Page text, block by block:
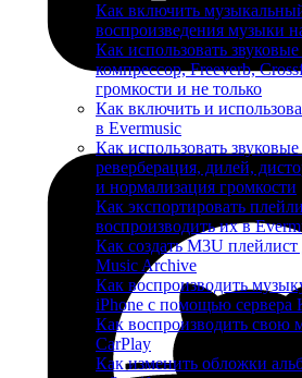
Как включить
воспроизведения музыки
Как использовать
компрессор, Freeverb,
громкости и не только
Как включить и
в Evermusic
Как использовать
реверберация, дилей,
и нормализация громкости
Как экспортировать
воспроизводить их в
Как создать M3U
Music Archive
Как воспроизводить
iPhone с помощью
Как воспроизводить свою
CarPlay
Как изменить обложки